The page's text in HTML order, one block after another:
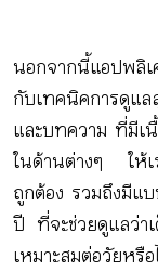
นอกจากนี้แอปพลิ
กับเทคนิคการดูแ
และบทความ ที่มีเ
ในด้านต่างๆ ให้เ
ถูกต้อง รวมถึงมีแ
ปี ที่จะช่วยดูแลว่า
เหมาะสมต่อวัยห